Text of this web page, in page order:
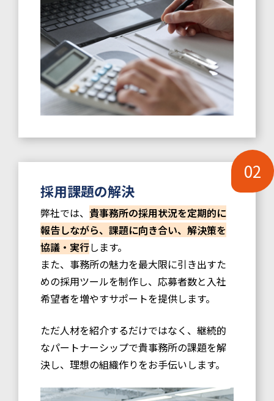
採用課題の解決
弊社では、 貴事務所の採用状況を定期的に
報告しながら、課題に向き合い、解決策を
協議・実行します。
また、事務所の魅力を最大限に引き出すた
めの採用ツールを制作し、応募者数と入社
希望者を増やすサポートを提供します。
ただ人材を紹介するだけではなく、継続的
なパートナーシップで貴事務所の課題を解
決し、理想の組織作りをお手伝いします。